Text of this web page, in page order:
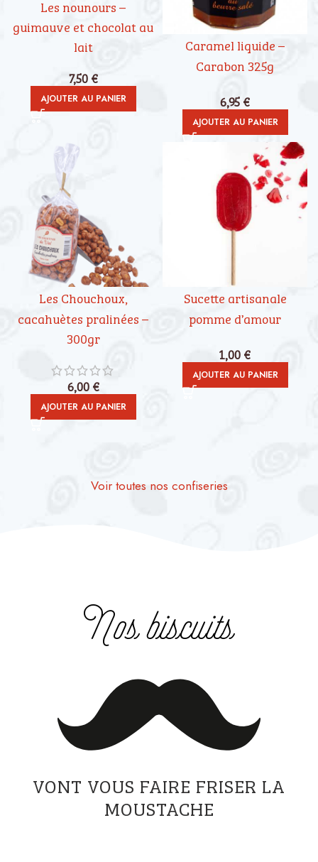
Les nounours –
guimauve et chocolat au
lait
7,50 €
AJOUTER AU PANIER
Caramel liquide –
Carabon 325g
6,95 €
AJOUTER AU PANIER
Les Chouchoux,
cacahuètes pralinées –
300gr
6,00 €
AJOUTER AU PANIER
Sucette artisanale
pomme d’amour
1,00 €
AJOUTER AU PANIER
Voir toutes nos confiseries
Nos biscuits
VONT VOUS FAIRE FRISER LA
MOUSTACHE